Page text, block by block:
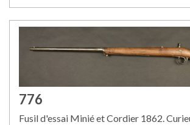
776
Fusil d'essai Minié et Cordier 1862.